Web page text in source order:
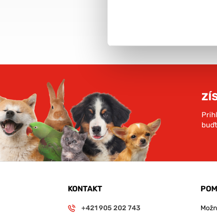
KONTAKT
+421 905 202 743